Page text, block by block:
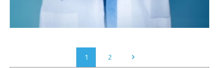
Seite
1
Seite
2